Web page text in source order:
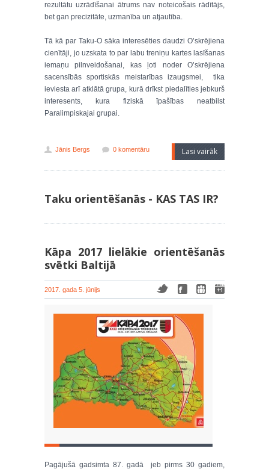
rezultātu uzrādīšanai ātrums nav noteicošais rādītājs,
bet gan precizitāte, uzmanība un atjautība.
Tā kā par Taku-O sāka interesēties daudzi O’skrējiena
cienītāji, jo uzskata to par labu treniņu kartes lasīšanas
iemaņu pilnveidošanai, kas ļoti noder O’skrējiena
sacensībās sportiskās meistarības izaugsmei, tika
ieviesta arī atklātā grupa, kurā drīkst piedalīties jebkurš
interesents, kura fiziskā īpašības neatbilst
Paralimpiskajai grupai.
Jānis Bergs 0 komentāru Lasi vairāk
Taku orientēšanās - KAS TAS IR?
Kāpa 2017 lielākie orientēšanās
svētki Baltijā
2017. gada 5. jūnijs
Pagājušā gadsimta 87. gadā jeb pirms 30 gadiem,